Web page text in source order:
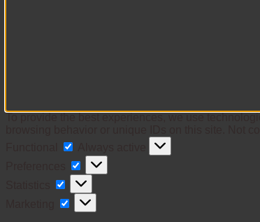
Preferences
Statistics
Marketing